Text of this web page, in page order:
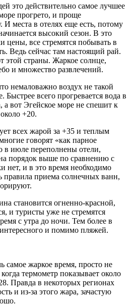
это действительно самое лучшее
прогрето, и проще
И места в отелях еще есть, потому
высокий сезон. В это
цены, все стремятся побывать в
Ведь сейчас там настоящий рай.
этой страны. Жаркое солнце,
и множество развлечений.
немаловажно воздух не такой
всего прогревается вода в
вот Эгейское море не спешит к
+20.
всех жарой за +35 и теплым
говорят «как парное
в июле переполнены отели,
порядок выше по сравнению с
нет, и в это время необходимо
правила приема солнечных ванн,
становится огненно-красной,
и туристы уже не стремятся
с утра до ночи. Тем более в
и помимо пляжей.
самое жаркое время, просто не
термометр показывает около
Правда в некоторых регионах
и из-за этого жара, зачастую